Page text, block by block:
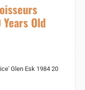
Old